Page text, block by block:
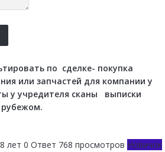
по сделке- покупка
или запчастей для компании у
у учредителя сканы выписки
рубежом.
8 лет 0 Ответ 768 просмотров Новичок